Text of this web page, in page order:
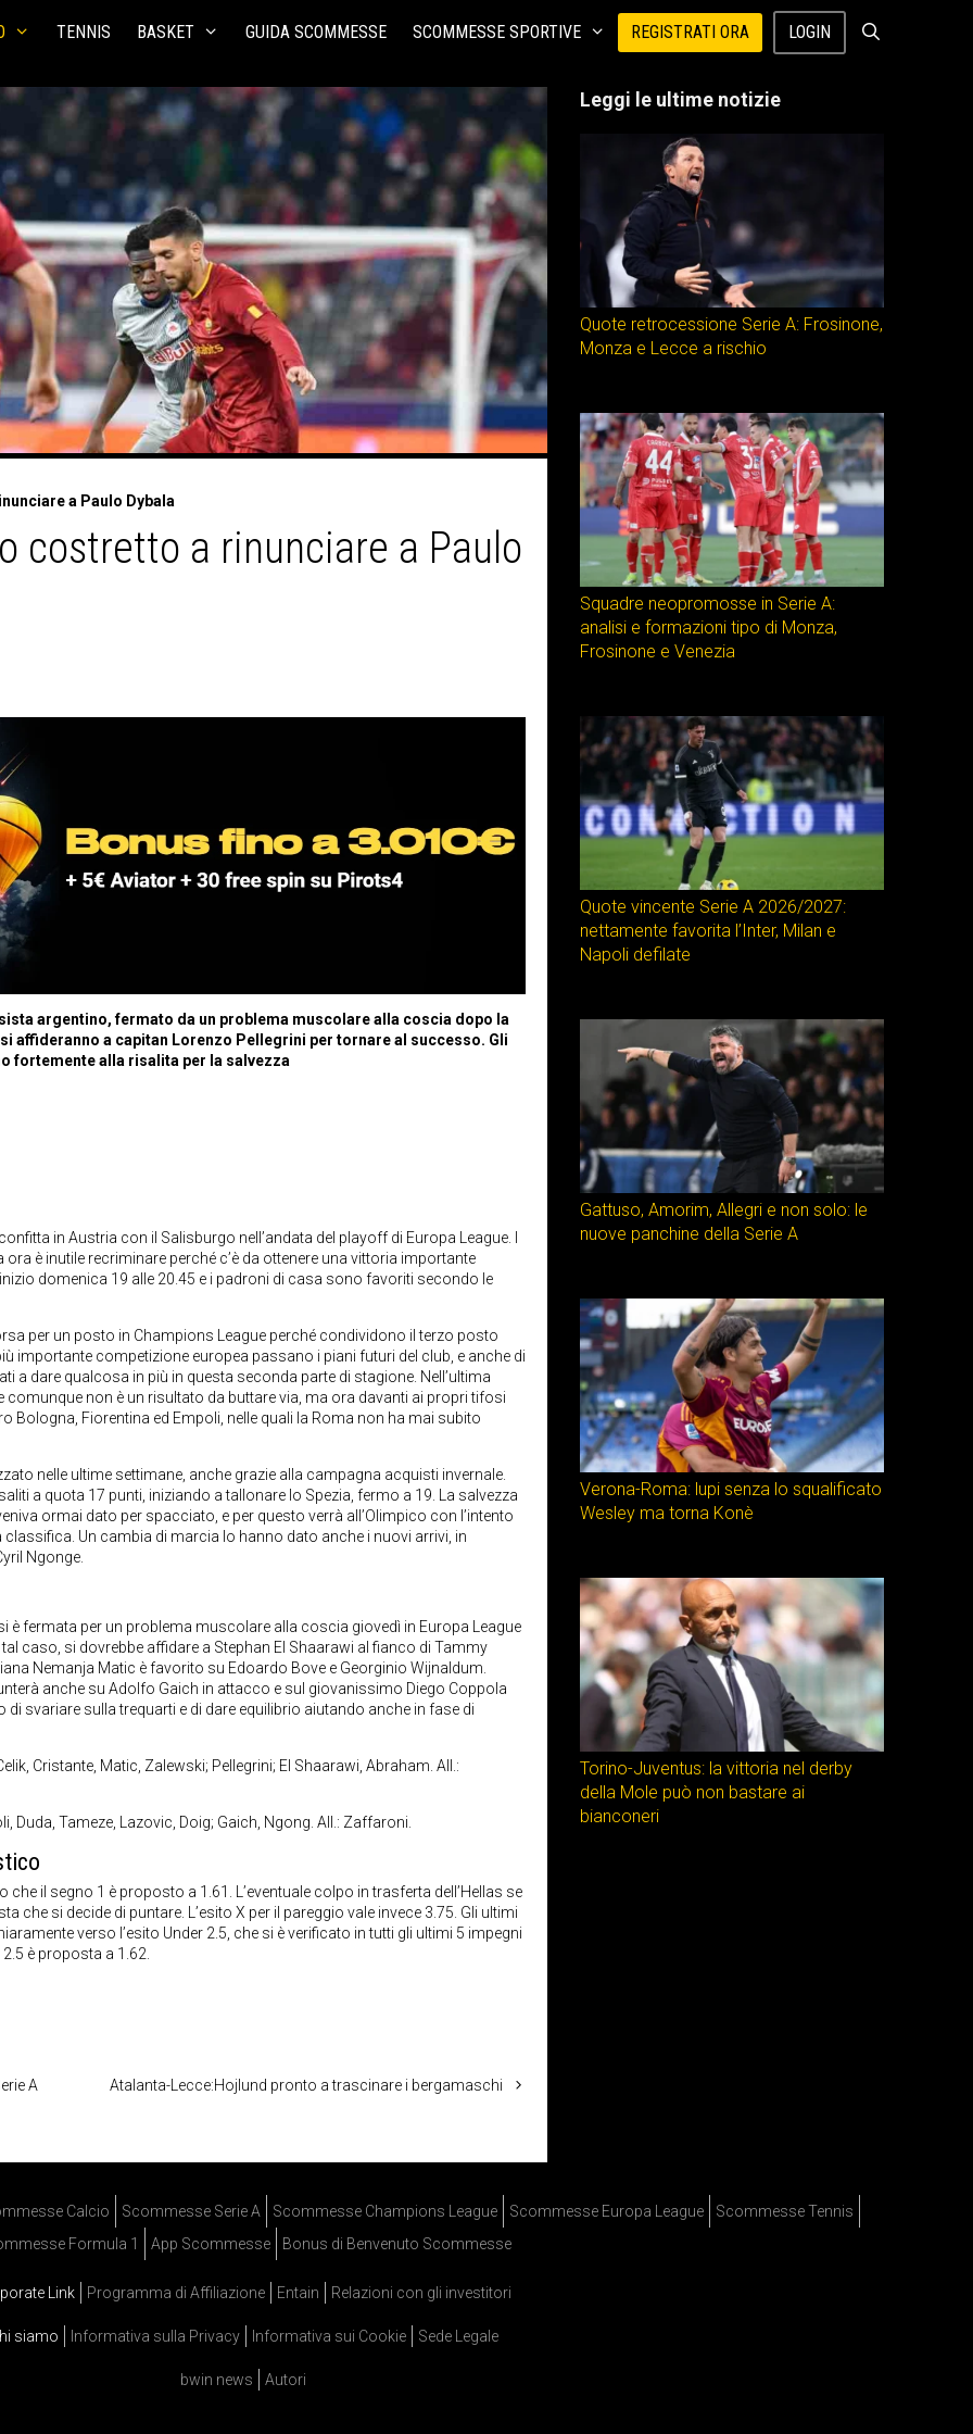
TENNIS BASKET GUIDA SCOMMESSE SCOMMESSE SPORTIVE REGISTRATI ORA LOGIN
a Paulo Dybala
costretto a rinunciare a Paulo
argentino, fermato da un problema muscolare alla coscia dopo la
affideranno a capitan Lorenzo Pellegrini per tornare al successo. Gli
fortemente alla risalita per la salvezza
in Austria con il Salisburgo nell’andata del playoff di Europa League. I
è inutile recriminare perché c’è da ottenere una vittoria importante
domenica 19 alle 20.45 e i padroni di casa sono favoriti secondo le
per un posto in Champions League perché condividono il terzo posto
importante competizione europea passano i piani futuri del club, e anche di
dare qualcosa in più in questa seconda parte di stagione. Nell’ultima
comunque non è un risultato da buttare via, ma ora davanti ai propri tifosi
Bologna, Fiorentina ed Empoli, nelle quali la Roma non ha mai subito
nelle ultime settimane, anche grazie alla campagna acquisti invernale.
a quota 17 punti, iniziando a tallonare lo Spezia, fermo a 19. La salvezza
ormai dato per spacciato, e per questo verrà all’Olimpico con l’intento
Un cambia di marcia lo hanno dato anche i nuovi arrivi, in
Ngonge.
è fermata per un problema muscolare alla coscia giovedì in Europa League
caso, si dovrebbe affidare a Stephan El Shaarawi al fianco di Tammy
Nemanja Matic è favorito su Edoardo Bove e Georginio Wijnaldum.
anche su Adolfo Gaich in attacco e sul giovanissimo Diego Coppola
svariare sulla trequarti e di dare equilibrio aiutando anche in fase di
Cristante, Matic, Zalewski; Pellegrini; El Shaarawi, Abraham. All.:
Duda, Tameze, Lazovic, Doig; Gaich, Ngong. All.: Zaffaroni.
che il segno 1 è proposto a 1.61. L’eventuale colpo in trasferta dell’Hellas se
che si decide di puntare. L’esito X per il pareggio vale invece 3.75. Gli ultimi
verso l’esito Under 2.5, che si è verificato in tutti gli ultimi 5 impegni
è proposta a 1.62.
A Atalanta-Lecce:Hojlund pronto a trascinare i bergamaschi
Leggi le ultime notizie
Quote retrocessione Serie A: Frosinone,
Monza e Lecce a rischio
Squadre neopromosse in Serie A:
analisi e formazioni tipo di Monza,
Frosinone e Venezia
Quote vincente Serie A 2026/2027:
nettamente favorita l’Inter, Milan e
Napoli defilate
Gattuso, Amorim, Allegri e non solo: le
nuove panchine della Serie A
Verona-Roma: lupi senza lo squalificato
Wesley ma torna Konè
Torino-Juventus: la vittoria nel derby
della Mole può non bastare ai
bianconeri
Calcio Scommesse Serie A Scommesse Champions League Scommesse Europa League
Scommesse Tennis
Formula 1
App Scommesse Bonus di Benvenuto Scommesse
Link Programma di Affiliazione Entain Relazioni con gli investitori
siamo Informativa sulla Privacy Informativa sui Cookie Sede Legale
bwin news Autori